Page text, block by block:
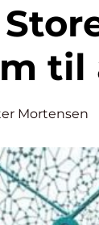
til
Mortensen